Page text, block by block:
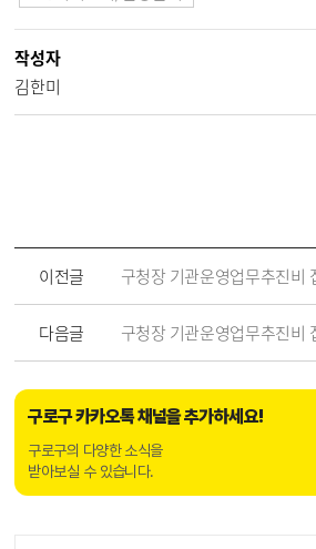
작성자
김한미
이전글 구청장 기관운영업무추진비
다음글 구청장 기관운영업무추진비
구로구 카카오톡 채널을 추가하세요!
구로구의 다양한 소식을
받아보실 수 있습니다.